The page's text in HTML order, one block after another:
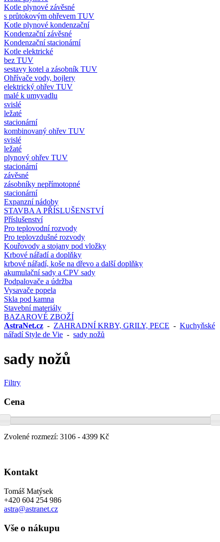
Kotle plynové závěsné
s průtokovým ohřevem TUV
Kotle plynové kondenzační
Kondenzační závěsné
Kondenzační stacionární
Kotle elektrické
bez TUV
sestavy kotel a zásobník TUV
Ohřívače vody, bojlery
elektrický ohřev TUV
malé k umyvadlu
svislé
ležaté
stacionární
kombinovaný ohřev TUV
svislé
ležaté
plynový ohřev TUV
stacionární
závěsné
zásobníky nepřímotopné
stacionární
Expanzní nádoby
STAVBA A PŘÍSLUŠENSTVÍ
Příslušenství
Pro teplovodní rozvody
Pro teplovzdušné rozvody
Kouřovody a stojany pod vložky
Krbové nářadí a doplňky
krbové nářadí, koše na dřevo a další doplňky
akumulační sady a CPV sady
Podpalovače a údržba
Vysavače popela
Skla pod kamna
Stavební materiály
BAZAROVÉ ZBOŽÍ
AstraNet.cz - ZAHRADNÍ KRBY, GRILY, PECE - Kuchyňské
nářadí Style de Vie - sady nožů
sady nožů
Filtry
Cena
Zvolené rozmezí: 3106 - 4399 Kč
Kontakt
Tomáš Matýsek
+420 604 254 986
astra@astranet.cz
Vše o nákupu